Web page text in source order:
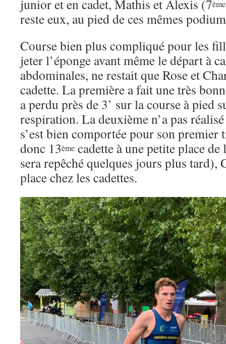
junior et en cadet, Mathis et Alexis (7ème
reste eux, au pied de ces mêmes
Course bien plus compliqué pour les
jeter l’éponge avant même le départ à
abdominales, ne restait que Rose et
cadette. La première a fait une très
a perdu près de 3’ sur la course à pied
respiration. La deuxième n’a pas
s’est bien comportée pour son
donc 13ème cadette à une petite place
sera repêché quelques jours plus tard),
place chez les cadettes.